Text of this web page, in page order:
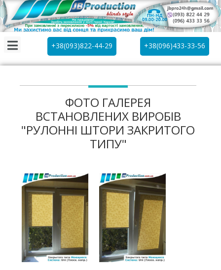
+38(093)822-44-29 +38(096)433-33-56
ФОТО ГАЛЕРЕЯ
ВСТАНОВЛЕНИХ ВИРОБІВ
"РУЛОННІ ШТОРИ ЗАКРИТОГО
ТИПУ"